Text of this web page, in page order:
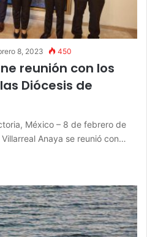
8, 2023 450
reunión con los
Diócesis de
México – 8 de febrero de
Anaya se reunió con…